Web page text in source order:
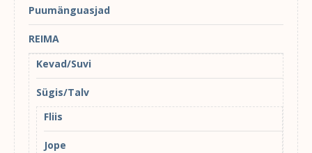
Puumänguasjad
REIMA
Kevad/Suvi
Sügis/Talv
Fliis
Jope